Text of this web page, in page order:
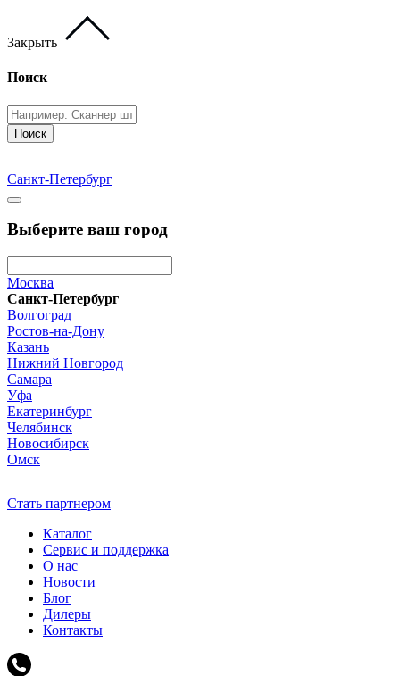
Закрыть
Поиск
Поиск
Санкт-Петербург
Выберите ваш город
Москва
Санкт-Петербург
Волгоград
Ростов-на-Дону
Казань
Нижний Новгород
Самара
Уфа
Екатеринбург
Челябинск
Новосибирск
Омск
Стать партнером
Каталог
Сервис и поддержка
О нас
Новости
Блог
Дилеры
Контакты